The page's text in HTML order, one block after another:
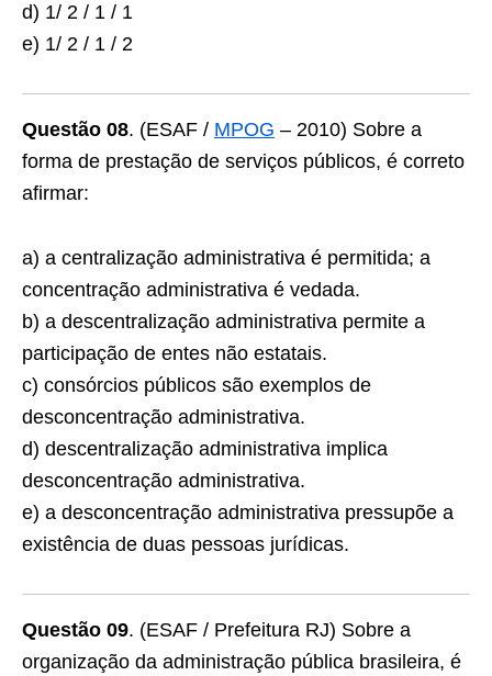
d) 1/ 2 / 1 / 1
e) 1/ 2 / 1 / 2
Questão 08. (ESAF / MPOG – 2010) Sobre a
forma de prestação de serviços públicos, é correto
afirmar:
a) a centralização administrativa é permitida; a
concentração administrativa é vedada.
b) a descentralização administrativa permite a
participação de entes não estatais.
c) consórcios públicos são exemplos de
desconcentração administrativa.
d) descentralização administrativa implica
desconcentração administrativa.
e) a desconcentração administrativa pressupõe a
existência de duas pessoas jurídicas.
Questão 09. (ESAF / Prefeitura RJ) Sobre a
organização da administração pública brasileira, é